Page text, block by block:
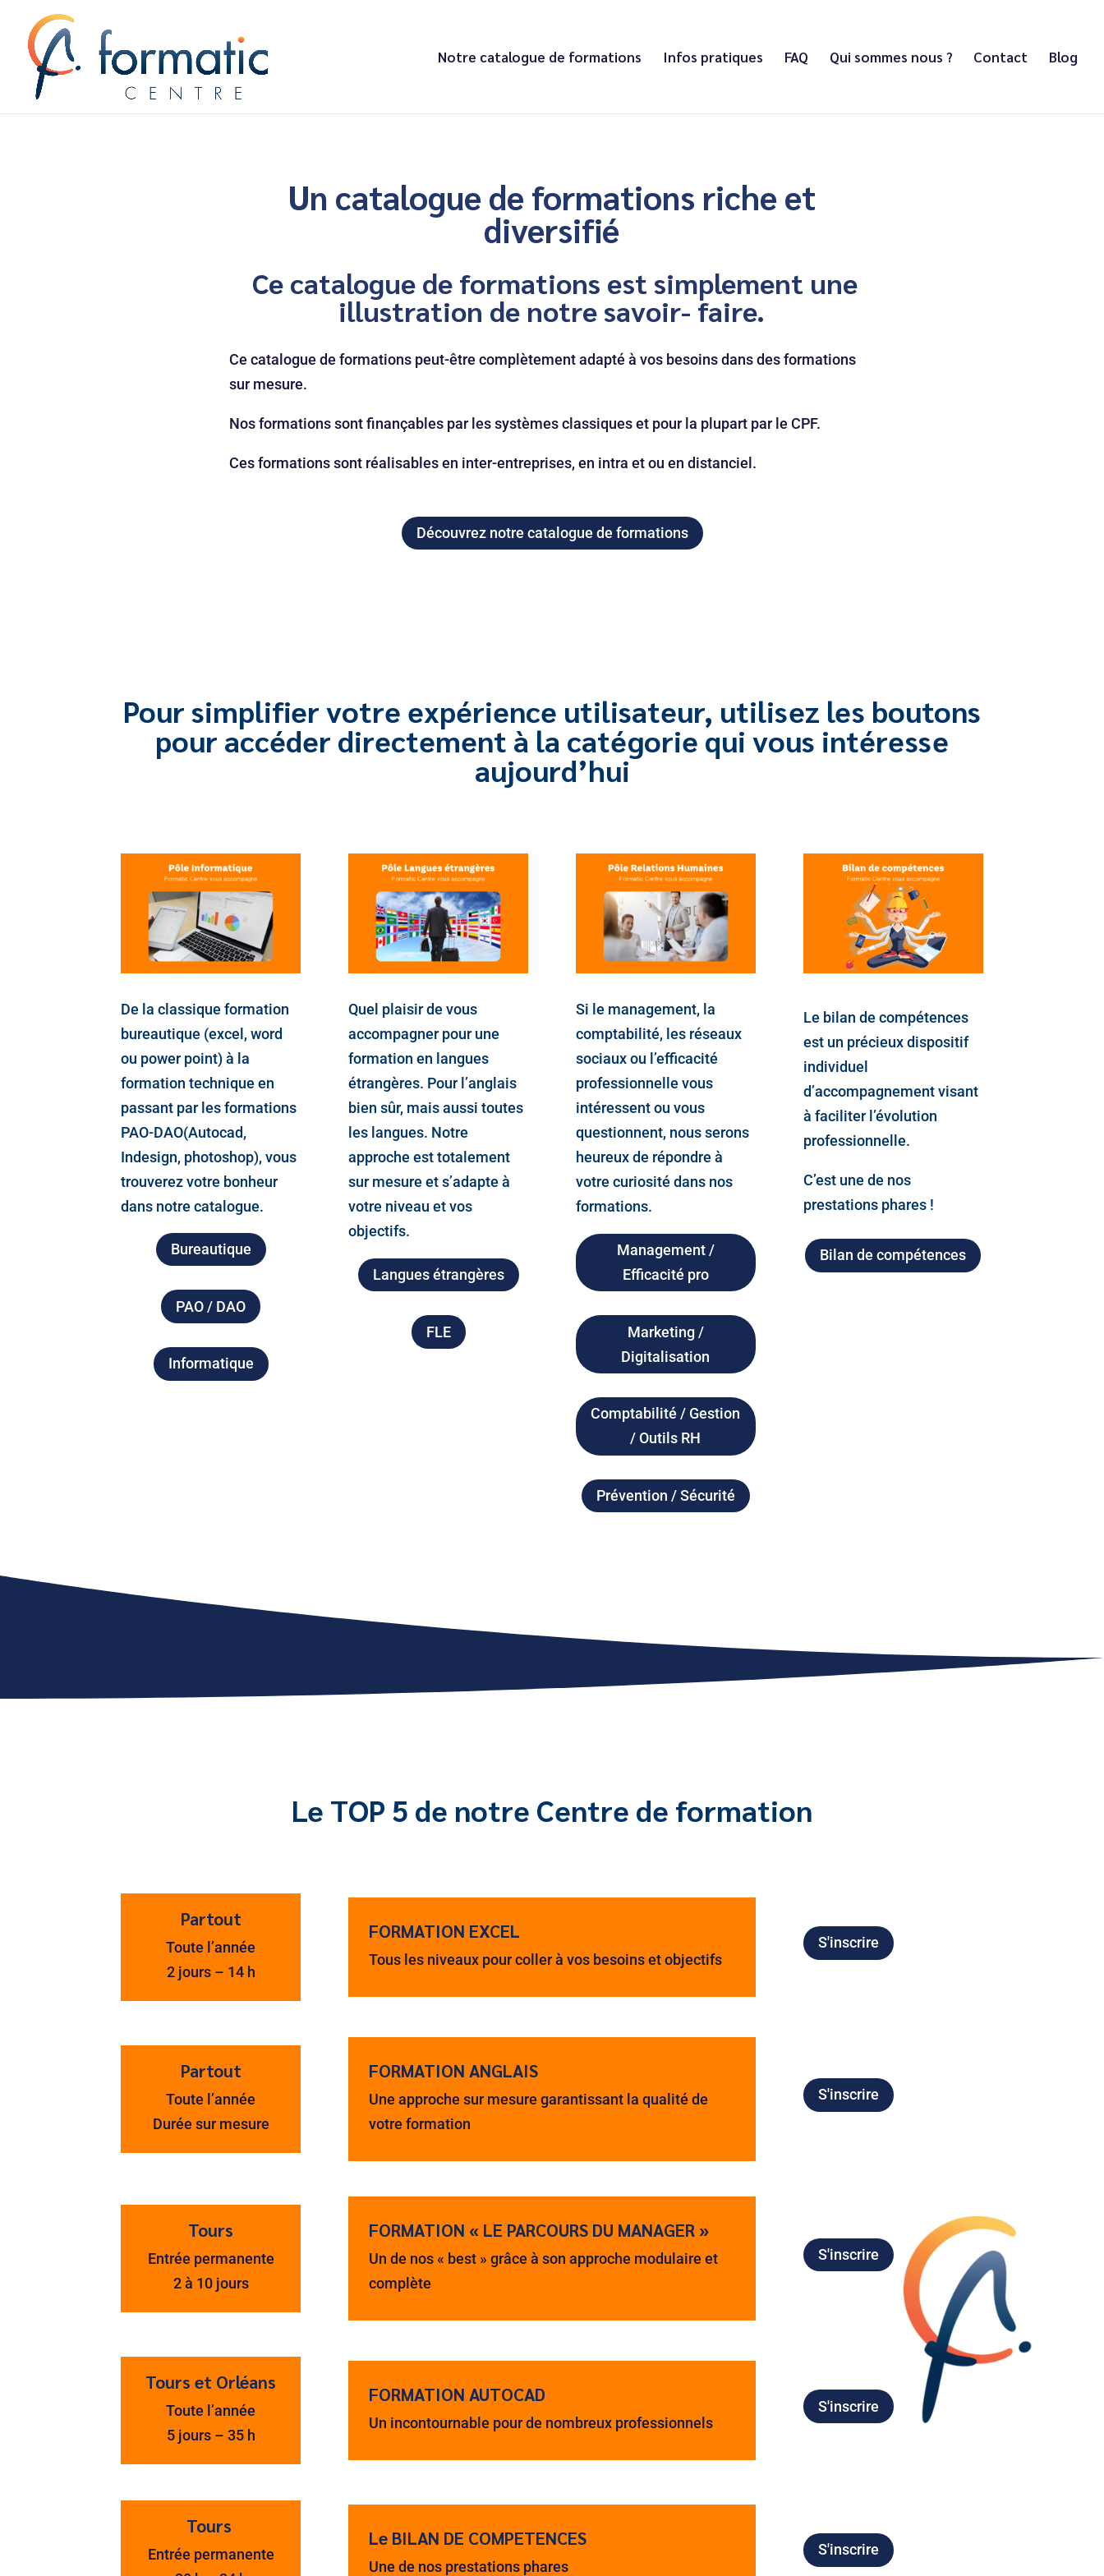
Notre catalogue de formations Infos pratiques FAQ Qui sommes nous ? Contact Blog
Un catalogue de formations riche et
diversifié
Ce catalogue de formations est simplement une
illustration de notre savoir- faire.
Ce catalogue de formations peut-être complètement adapté à vos besoins dans des formations
sur mesure.
Nos formations sont finançables par les systèmes classiques et pour la plupart par le CPF.
Ces formations sont réalisables en inter-entreprises, en intra et ou en distanciel.
Découvrez notre catalogue de formations
Pour simplifier votre expérience utilisateur, utilisez les boutons
pour accéder directement à la catégorie qui vous intéresse
aujourd’hui
De la classique formation
bureautique (excel, word
ou power point) à la
formation technique en
passant par les formations
PAO-DAO(Autocad,
Indesign, photoshop), vous
trouverez votre bonheur
dans notre catalogue.
Bureautique
PAO / DAO
Informatique
Quel plaisir de vous
accompagner pour une
formation en langues
étrangères. Pour l’anglais
bien sûr, mais aussi toutes
les langues. Notre
approche est totalement
sur mesure et s’adapte à
votre niveau et vos
objectifs.
Langues étrangères
FLE
Si le management, la
comptabilité, les réseaux
sociaux ou l’efficacité
professionnelle vous
intéressent ou vous
questionnent, nous serons
heureux de répondre à
votre curiosité dans nos
formations.
Management /
Efficacité pro
Marketing /
Digitalisation
Comptabilité / Gestion
/ Outils RH
Prévention / Sécurité
Le bilan de compétences
est un précieux dispositif
individuel
d’accompagnement visant
à faciliter l’évolution
professionnelle.
C’est une de nos
prestations phares !
Bilan de compétences
Le TOP 5 de notre Centre de formation
Partout
Toute l’année
2 jours – 14 h
FORMATION EXCEL
Tous les niveaux pour coller à vos besoins et objectifs
S'inscrire
Partout
Toute l’année
Durée sur mesure
FORMATION ANGLAIS
Une approche sur mesure garantissant la qualité de
votre formation
S'inscrire
Tours
Entrée permanente
2 à 10 jours
FORMATION « LE PARCOURS DU MANAGER »
Un de nos « best » grâce à son approche modulaire et
complète
S'inscrire
Tours et Orléans
Toute l’année
5 jours – 35 h
FORMATION AUTOCAD
Un incontournable pour de nombreux professionnels
S'inscrire
Tours
Entrée permanente
Le BILAN DE COMPETENCES
Une de nos prestations phares
S'inscrire